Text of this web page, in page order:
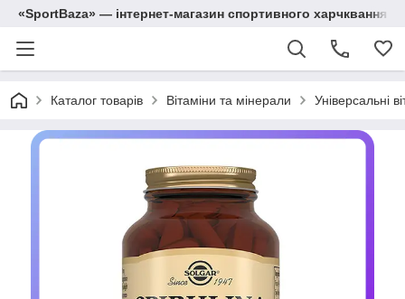
«SportBaza» — інтернет-магазин спортивного харчквання
Каталог товарів Вітаміни та мінерали Універсальні